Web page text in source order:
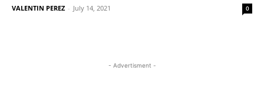
VALENTIN PEREZ - July 14, 2021 0
- Advertisment -